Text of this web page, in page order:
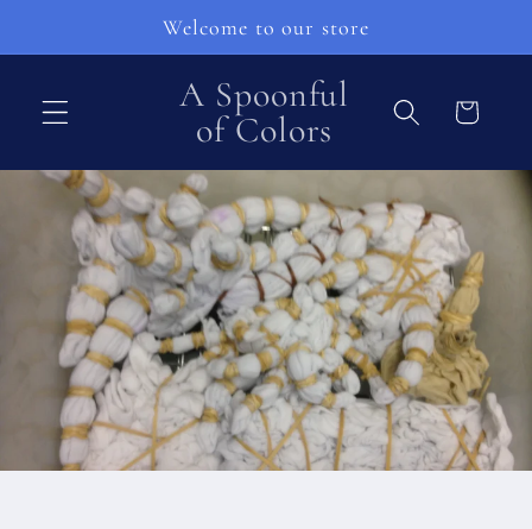
au
Welcome to our store
A Spoonful
of Colors
Panier